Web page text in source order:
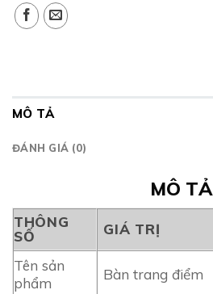
MÔ TẢ
ĐÁNH GIÁ (0)
MÔ TẢ
THÔNG
SỐ
GIÁ TRỊ
Tên sản
phẩm
Bàn trang điểm